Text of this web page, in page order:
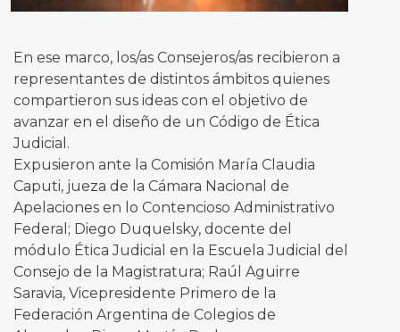
En ese marco, los/as Consejeros/as recibieron a
representantes de distintos ámbitos quienes
compartieron sus ideas con el objetivo de
avanzar en el diseño de un Código de Ética
Judicial.
Expusieron ante la Comisión María Claudia
Caputi, jueza de la Cámara Nacional de
Apelaciones en lo Contencioso Administrativo
Federal; Diego Duquelsky, docente del
módulo Ética Judicial en la Escuela Judicial del
Consejo de la Magistratura; Raúl Aguirre
Saravia, Vicepresidente Primero de la
Federación Argentina de Colegios de